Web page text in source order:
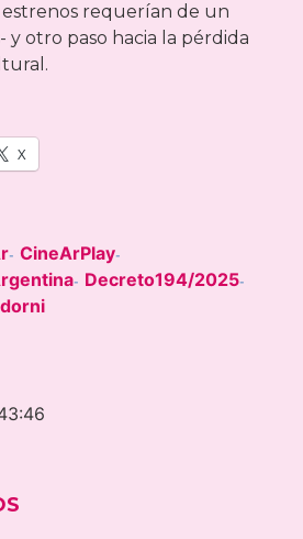
estrenos requerían de un
y otro paso hacia la pérdida
X
- CineArPlay-
- Decreto194/2025-